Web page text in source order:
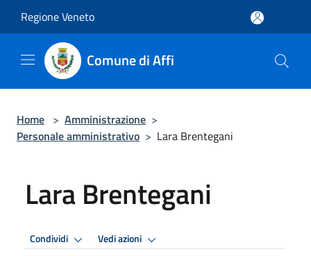
Regione Veneto
Comune di Affi
Home > Amministrazione >
Personale amministrativo > Lara Brentegani
Lara Brentegani
Condividi Vedi azioni